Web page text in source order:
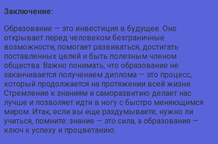
Заключение:
Образование — это инвестиция в будущее. Оно
открывает перед человеком безграничные
возможности, помогает развиваться, достигать
поставленных целей и быть полезным членом
общества. Важно понимать, что образование не
заканчивается получением диплома — это процесс,
который продолжается на протяжении всей жизни.
Стремление к знаниям и саморазвитию делает нас
лучше и позволяет идти в ногу с быстро меняющимся
миром. Итак, если вы еще раздумываете, нужно ли
учиться, помните: знание — это сила, а образование —
ключ к успеху и процветанию.